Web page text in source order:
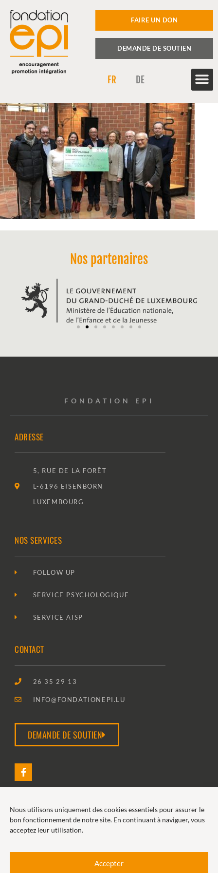
Nous utilisons uniquement des cookies essentiels pour assurer le
bon fonctionnement de notre site. En continuant à naviguer, vous
acceptez leur utilisation.
Accepter
FAIRE UN DON
DEMANDE DE SOUTIEN
FR DE
Nos partenaires
FONDATION EPI
ADRESSE
5, RUE DE LA FORÊT
L-6196 EISENBORN
LUXEMBOURG
NOS SERVICES
FOLLOW UP
SERVICE PSYCHOLOGIQUE
SERVICE AISP
CONTACT
26 35 29 13
INFO@FONDATIONEPI.LU
DEMANDE DE SOUTIEN
2026 FONDATION EPI
POLITIQUE DE CONFIDENTIALITÉ